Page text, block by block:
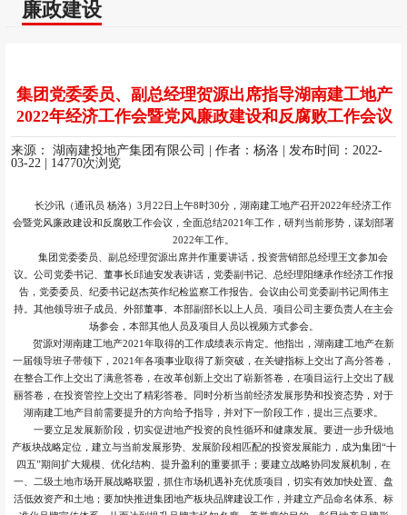
廉政建设
集团党委委员、副总经理贺源出席指导湖南建工地产
2022年经济工作会暨党风廉政建设和反腐败工作会议
来源： 湖南建投地产集团有限公司 | 作者：杨洛
| 发布时间：2022-
03-22
| 14770次浏览
长沙讯（通讯员 杨洛）3月22日上午8时30分，湖南建工地产召开2022年经济工作
会暨党风廉政建设和反腐败工作会议，全面总结2021年工作，研判当前形势，谋划部署
2022年工作。
集团党委委员、副总经理贺源出席并作重要讲话，投资营销部总经理王文参加会
议。公司党委书记、董事长邱迪安发表讲话，党委副书记、总经理阳继承作经济工作报
告，党委委员、纪委书记赵杰英作纪检监察工作报告。会议由公司党委副书记周伟主
持。其他领导班子成员、外部董事、本部副部长以上人员、项目公司主要负责人在主会
场参会，本部其他人员及项目人员以视频方式参会。
贺源对湖南建工地产2021年取得的工作成绩表示肯定。他指出，湖南建工地产在新
一届领导班子带领下，2021年各项事业取得了新突破，在关键指标上交出了高分答卷，
在整合工作上交出了满意答卷，在改革创新上交出了崭新答卷，在项目运行上交出了靓
丽答卷，在投资管控上交出了精彩答卷。同时分析当前经济发展形势和投资态势，对于
湖南建工地产目前需要提升的方向给予指导，并对下一阶段工作，提出三点要求。
一要立足发展新阶段，切实促进地产投资的良性循环和健康发展。要进一步升级地
产板块战略定位，建立与当前发展形势、发展阶段相匹配的投资发展能力，成为集团“十
四五”期间扩大规模、优化结构、提升盈利的重要抓手；要建立战略协同发展机制，在
一、二级土地市场开展战略联盟，抓住市场机遇补充优质项目，切实有效加快处置、盘
活低效资产和土地；要加快推进集团地产板块品牌建设工作，并建立产品命名体系、标